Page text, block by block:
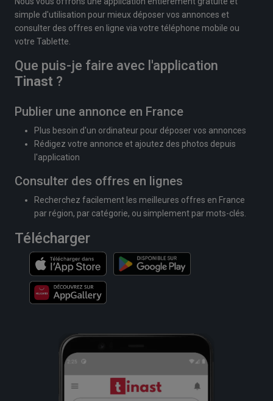
simple d'utilisation pour mieux déposer vos annonces et
consulter des offres en ligne via votre téléphone mobile ou
votre Tablette.
Que puis-je faire avec l'application
Tinast ?
Publier une annonce en France
Plus besoin d'un ordinateur pour déposer vos annonces
Rédigez votre annonce et ajoutez des photos depuis
l'application
Consulter des offres en lignes
Recherchez facilement les meilleures offres en France
par région, par catégorie, ou simplement par mots-clés.
Télécharger